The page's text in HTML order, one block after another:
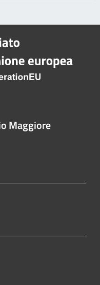
Maggiore